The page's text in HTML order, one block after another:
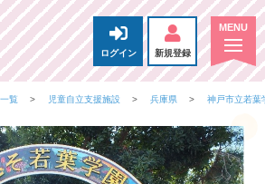
ログイン 新規登録
覧 児童自立支援施設 兵庫県 神戸市立若葉